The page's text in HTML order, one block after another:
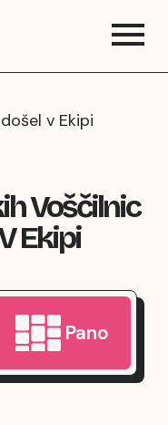
v Ekipi
Voščilnic
Ekipi
Pano